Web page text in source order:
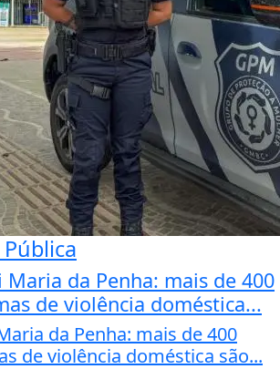
Maria da Penha: mais de 400
de violência doméstica...
da Penha: mais de 400
de violência doméstica são...